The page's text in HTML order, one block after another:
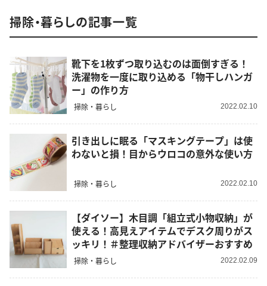
掃除・暮らしの記事一覧
靴下を1枚ずつ取り込むのは面倒すぎる！
洗濯物を一度に取り込める「物干しハンガ
ー」の作り方
掃除・暮らし 2022.02.10
引き出しに眠る「マスキングテープ」は使
わないと損！目からウロコの意外な使い方
掃除・暮らし 2022.02.10
【ダイソー】木目調「組立式小物収納」が
使える！高見えアイテムでデスク周りがス
ッキリ！＃整理収納アドバイザーおすすめ
掃除・暮らし 2022.02.09